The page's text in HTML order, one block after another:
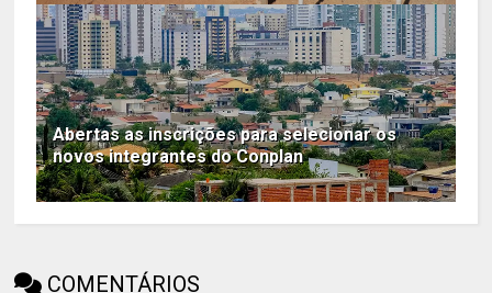
Abertas as inscrições para selecionar os
novos integrantes do Conplan
COMENTÁRIOS